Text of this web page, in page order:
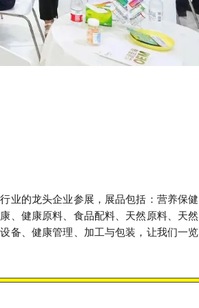
业的龙头企业参展，展品包括：营养保健
、健康原料、食品配料、天然原料、天然
备、健康管理、加工与包装，让我们一览